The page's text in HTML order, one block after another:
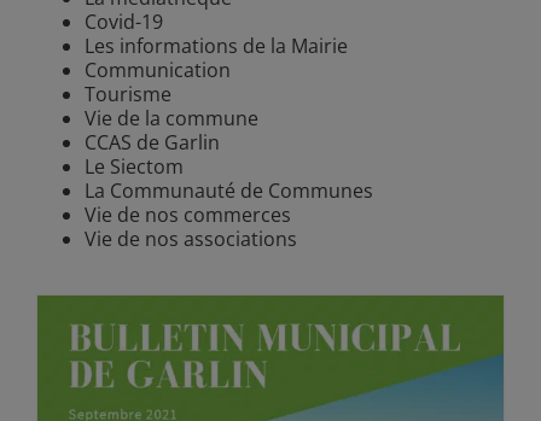
Covid-19
Les informations de la Mairie
Communication
Tourisme
Vie de la commune
CCAS de Garlin
Le Siectom
La Communauté de Communes
Vie de nos commerces
Vie de nos associations